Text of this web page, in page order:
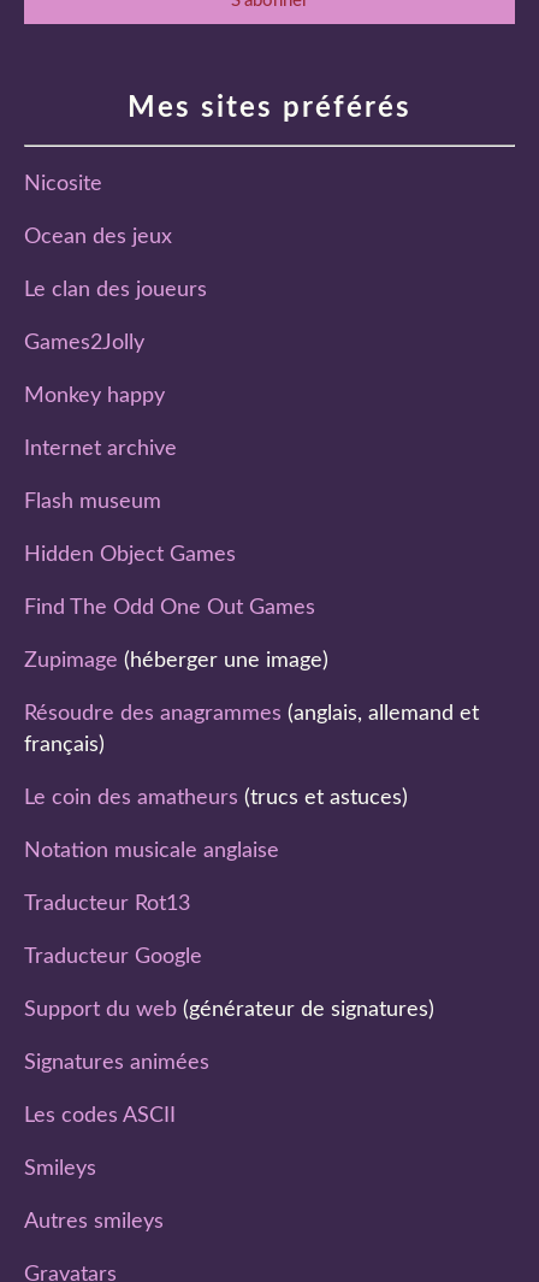
Mes sites préférés
Nicosite
Ocean des jeux
Le clan des joueurs
Games2Jolly
Monkey happy
Internet archive
Flash museum
Hidden Object Games
Find The Odd One Out Games
Zupimage (héberger une image)
Résoudre des anagrammes (anglais, allemand et
français)
Le coin des amatheurs (trucs et astuces)
Notation musicale anglaise
Traducteur Rot13
Traducteur Google
Support du web (générateur de signatures)
Signatures animées
Les codes ASCII
Smileys
Autres smileys
Gravatars